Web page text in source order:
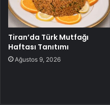
Tiran’da Türk Mutfağı
Haftası Tanıtımı
Ağustos 9, 2026